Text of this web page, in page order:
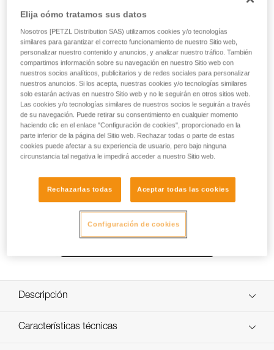
SLOT ADAPT
Pletina que permite fijar una linterna frontal a un casco
Petzl
Pletina que permite fijar una linterna frontal a un casco Petzl
VERTEX o STRATO, conservando al mismo tiempo la
posibilidad de regular la inclinación de la linterna.
Descripción
Permite fijar fácilmente una linterna frontal a un casco
Características técnicas
Elija cómo tratamos sus datos
Nosotros [PETZL Distribution SAS) utilizamos cookies y/o tecnologías
similares para garantizar el correcto funcionamiento de nuestro Sitio web,
personalizar nuestro contenido y anuncios, y analizar nuestro tráfico. También
compartimos información sobre su navegación en nuestro Sitio web con
nuestros socios analíticos, publicitarios y de redes sociales para personalizar
nuestros anuncios. Si los acepta, nuestras cookies y/o tecnologías similares
solo estarán activas en nuestro Sitio web y no le seguirán en otros sitios web.
Las cookies y/o tecnologías similares de nuestros socios le seguirán a través
de su navegación. Puede retirar su consentimiento en cualquier momento
haciendo clic en el enlace "Configuración de cookies", proporcionado en la
parte inferior de la página del Sitio web. Rechazar todas o parte de estas
cookies puede afectar a su experiencia de usuario, pero bajo ninguna
circunstancia tal negativa le impedirá acceder a nuestro Sitio web.
Rechazarlas todas Aceptar todas las cookies
Configuración de cookies